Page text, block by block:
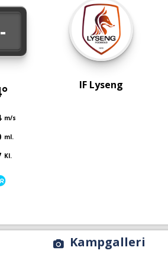
-
m/s
ml.
Kl.
IF Lyseng
Kampgalleri